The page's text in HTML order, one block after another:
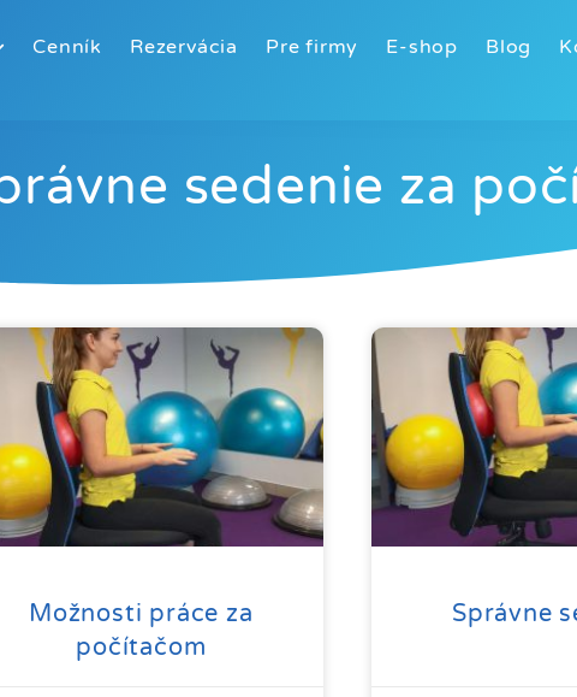
Cenník Rezervácia Pre firmy E-shop Blog
sedenie za
Možnosti práce za
počítačom
Správne